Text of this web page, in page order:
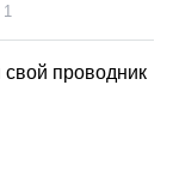
1
проводник